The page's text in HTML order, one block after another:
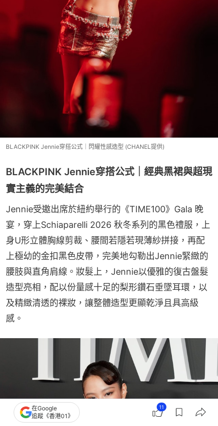
BLACKPINK Jennie穿搭公式｜閃耀性感造型 (CHANEL提供)
BLACKPINK Jennie穿搭公式｜經典黑裙與超現
實主義的完美結合
Jennie受邀出席於紐約舉行的《TIME100》Gala 晚
宴，穿上Schiaparelli 2026 秋冬系列的黑色禮服，上
身U形立體胸線剪裁、腰間若隱若現薄紗拼接，再配
上極幼的金扣黑色皮帶，完美地勾勒出Jennie緊緻的
腰肢與直角肩線。妝髮上，Jennie以優雅的復古盤髮
造型亮相，配以份量感十足的梨形鑽石垂墜耳環，以
及精緻清透的裸妝，讓整體造型更顯乾淨且具高級
感。
在Google
追蹤《香港01》
11